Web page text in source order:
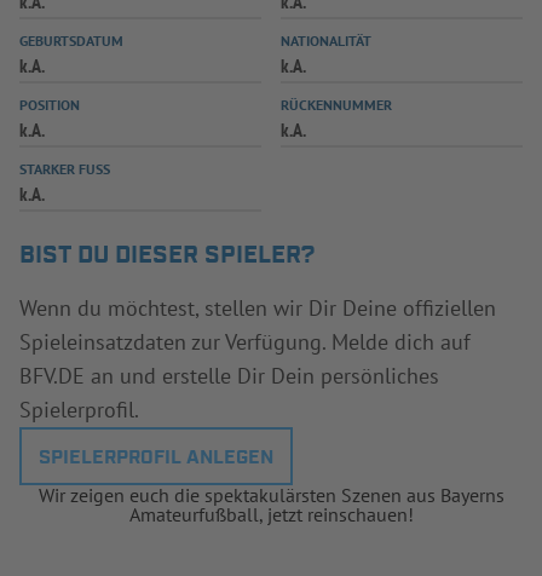
SPIELPLUS
GEBURTSDATUM
k.A.
NATIONALITÄT
k.A.
POSITION
k.A.
RÜCKENNUMMER
k.A.
STARKER FUSS
k.A.
BIST DU DIESER SPIELER?
Wenn du möchtest, stellen wir Dir Deine offiziellen
Spieleinsatzdaten zur Verfügung. Melde dich auf
BFV.DE an und erstelle Dir Dein persönliches
Spielerprofil.
SPIELERPROFIL ANLEGEN
Wir zeigen euch die spektakulärsten Szenen aus Bayerns
Amateurfußball, jetzt reinschauen!